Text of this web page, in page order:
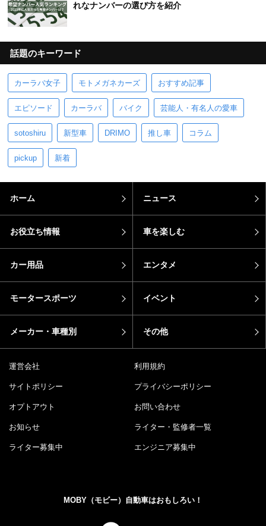
れなナンバーの選び方を紹介
話題のキーワード
カーラバ女子 モトメガネカーズ おすすめ記事
エピソード カーラバ バイク 芸能人・有名人の愛車
sotoshiru 新型車 DRIMO 推し車 コラム
pickup 新着
ホーム ニュース
お役立ち情報 車を楽しむ
カー用品 エンタメ
モータースポーツ イベント
メーカー・車種別 その他
運営会社 利用規約
サイトポリシー プライバシーポリシー
オプトアウト お問い合わせ
お知らせ ライター・監修者一覧
ライター募集中 エンジニア募集中
MOBY（モビー）自動車はおもしろい！